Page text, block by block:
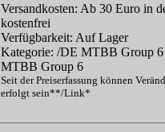
Versandkosten: Ab 30 Euro in
kostenfrei
Verfügbarkeit: Auf Lager
Kategorie: /DE MTBB Group
MTBB Group 6
Seit der Preiserfassung können
erfolgt sein**/Link*